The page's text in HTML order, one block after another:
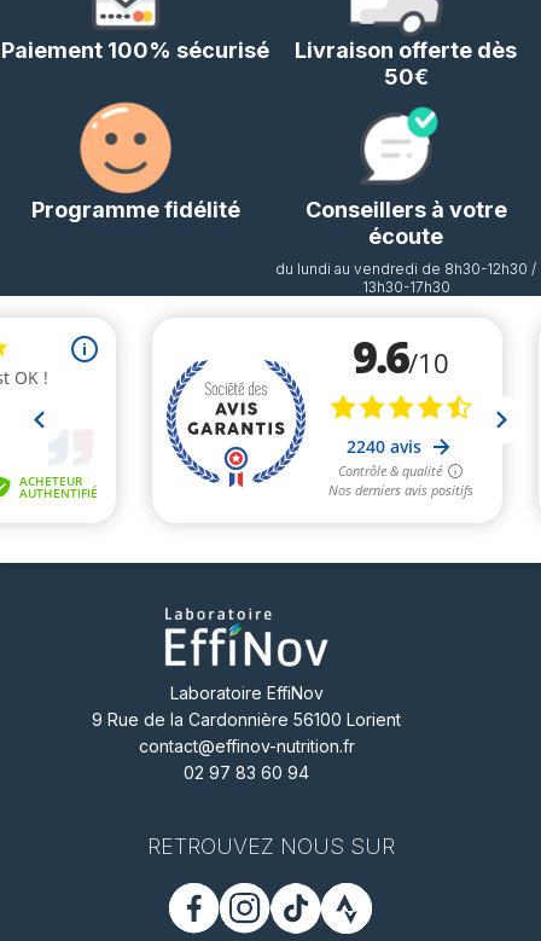
Paiement 100% sécurisé
Livraison offerte dès
50€
Programme fidélité
Conseillers à votre
écoute
du lundi au vendredi de 8h30-12h30 /
13h30-17h30
Laboratoire EffiNov
9 Rue de la Cardonnière 56100 Lorient
contact@effinov-nutrition.fr
02 97 83 60 94
RETROUVEZ NOUS SUR